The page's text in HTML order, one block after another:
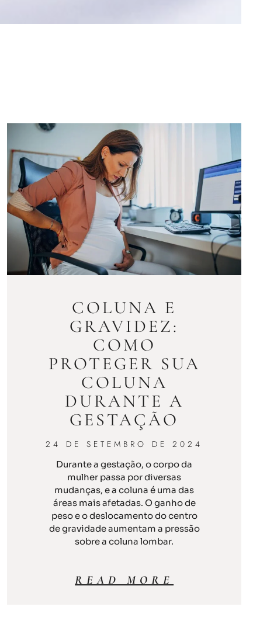
COLUNA E
GRAVIDEZ:
COMO
PROTEGER SUA
COLUNA
DURANTE A
GESTAÇÃO
24 DE SETEMBRO DE 2024
Durante a gestação, o corpo da
mulher passa por diversas
mudanças, e a coluna é uma das
áreas mais afetadas. O ganho de
peso e o deslocamento do centro
de gravidade aumentam a pressão
sobre a coluna lombar.
READ MORE